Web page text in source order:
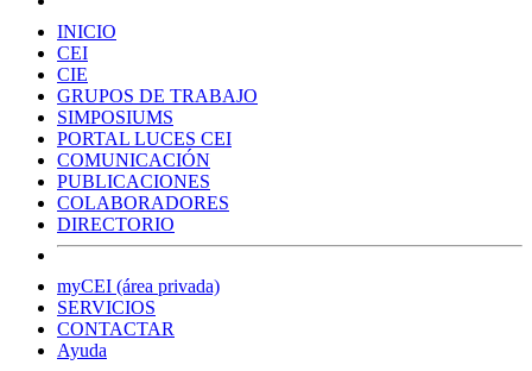
INICIO
CEI
CIE
GRUPOS DE TRABAJO
SIMPOSIUMS
PORTAL LUCES CEI
COMUNICACIÓN
PUBLICACIONES
COLABORADORES
DIRECTORIO
myCEI (área privada)
SERVICIOS
CONTACTAR
Ayuda